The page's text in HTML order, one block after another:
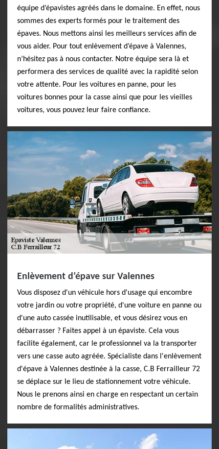
équipe d’épavistes agréés dans le domaine. En effet, nous
sommes des experts formés pour le traitement des
épaves. Nous mettons ainsi les meilleurs services afin de
vous aider. Pour tout enlèvement d’épave à Valennes,
n’hésitez pas à nous contacter. Notre équipe sera là et
performera des services de qualité avec la rapidité selon
votre attente. Pour les voitures en panne, pour les
voitures bonnes pour la casse ainsi que pour les vieilles
voitures, vous pouvez leur faire confiance.
Enlèvement d’épave sur Valennes
Vous disposez d'un véhicule hors d'usage qui encombre
votre jardin ou votre propriété, d'une voiture en panne ou
d'une auto cassée inutilisable, et vous désirez vous en
débarrasser ? Faites appel à un épaviste. Cela vous
facilite également, car le professionnel va la transporter
vers une casse auto agréée. Spécialiste dans l'enlèvement
d'épave à Valennes destinée à la casse, C.B Ferrailleur 72
se déplace sur le lieu de stationnement votre véhicule.
Nous le prenons ainsi en charge en respectant un certain
nombre de formalités administratives.